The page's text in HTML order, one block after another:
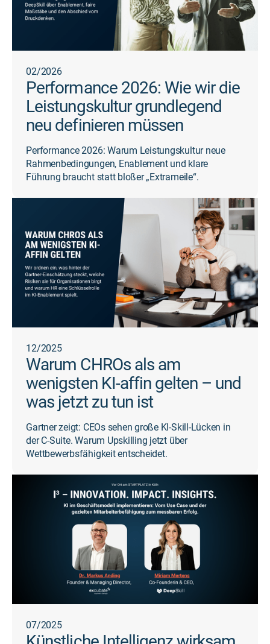
02/2026
Performance 2026: Wie wir die
Leistungskultur grundlegend
neu definieren müssen
Performance 2026: Warum Leistungskultur neue
Rahmenbedingungen, Enablement und klare
Führung braucht statt bloßer „Extrameile“.
12/2025
Warum CHROs als am
wenigsten KI-affin gelten – und
was jetzt zu tun ist
Gartner zeigt: CEOs sehen große KI-Skill-Lücken in
der C-Suite. Warum Upskilling jetzt über
Wettbewerbsfähigkeit entscheidet.
07/2025